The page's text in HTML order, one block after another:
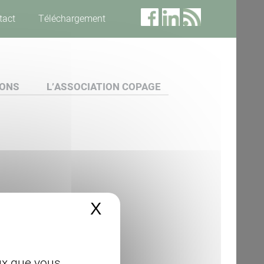
X Masquer le
Téléchargement
L’ASSOCIATION COPAGE